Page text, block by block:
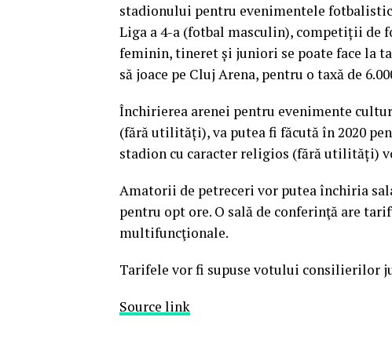
stadionului pentru evenimentele
Liga a 4-a (fotbal masculin), competiții de
feminin, tineret și juniori se poate face la
să joace pe Cluj Arena, pentru o taxă de
Închirierea arenei pentru evenimente
(fără utilități), va putea fi făcută în 2020
stadion cu caracter religios (fără utilități)
Amatorii de petreceri vor putea închiria
pentru opt ore. O sală de conferinţă are
multifuncţionale.
Tarifele vor fi supuse votului consilierilor
Source link